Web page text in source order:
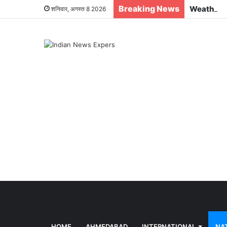
शनिवार, अगस्त 8 2026 Breaking News